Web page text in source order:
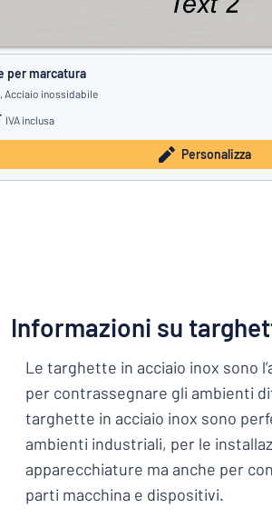
per marcatura
Acciaio inossidabile
IVA inclusa
Personalizza
Informazioni su
Le targhette in acciaio inox sono
per contrassegnare gli ambienti
targhette in acciaio inox sono
ambienti industriali, per le
apparecchiature ma anche per
parti macchina e dispositivi.